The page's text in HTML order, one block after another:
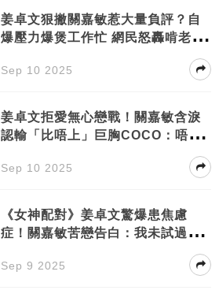
姜卓文狠撇關嘉敏惹大量負評？自
爆壓力爆煲工作忙 網民怒轟啃老族
Sep 10 2025
姜卓文拒愛無心戀戰！關嘉敏含淚
認輸「比唔上」巨胸COCO：唔敢
Sep 10 2025
《女神配對》姜卓文驚爆患焦慮
症！關嘉敏苦戀告白：我未試過追
Sep 9 2025